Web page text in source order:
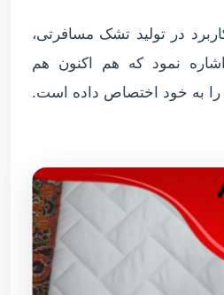
در تولید تشک مسافرتی،
نمود که هم اکنون هم
به خود اختصاص داده است.